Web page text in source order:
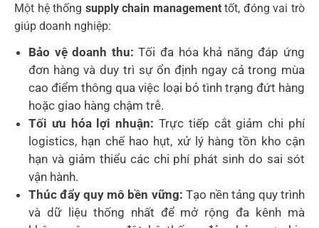
Một hệ thống supply chain managementtốt, đóng vai trò
giúp doanh nghiệp:
Bảo vệ doanh thu: Tối đa hóa khả năng đáp ứng
đơn hàng và duy trì sự ổn định ngay cả trong mùa
cao điểm thông qua việc loại bỏ tình trạng đứt hàng
hoặc giao hàng chậm trễ.
Tối ưu hóa lợi nhuận: Trực tiếp cắt giảm chi phí
logistics, hạn chế hao hụt, xử lý hàng tồn kho cận
hạn và giảm thiểu các chi phí phát sinh do sai sót
vận hành.
Thúc đẩy quy mô bền vững: Tạo nền tảng quy trình
và dữ liệu thống nhất để mở rộng đa kênh mà